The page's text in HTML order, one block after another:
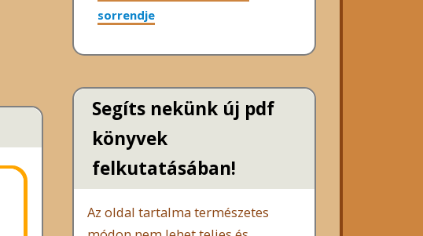
sorrendje
Segíts nekünk új pdf
könyvek
felkutatásában!
Az oldal tartalma természetes